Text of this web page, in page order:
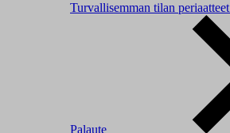
Turvallisemman tilan periaatteet
Palaute